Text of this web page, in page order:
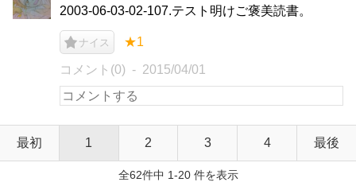
2003-06-03-02-107.テスト明けご褒美読書。
ナイス ★1
コメント(0) 2015/04/01
最初 1 2 3 4 最後
全62件中 1-20 件を表示